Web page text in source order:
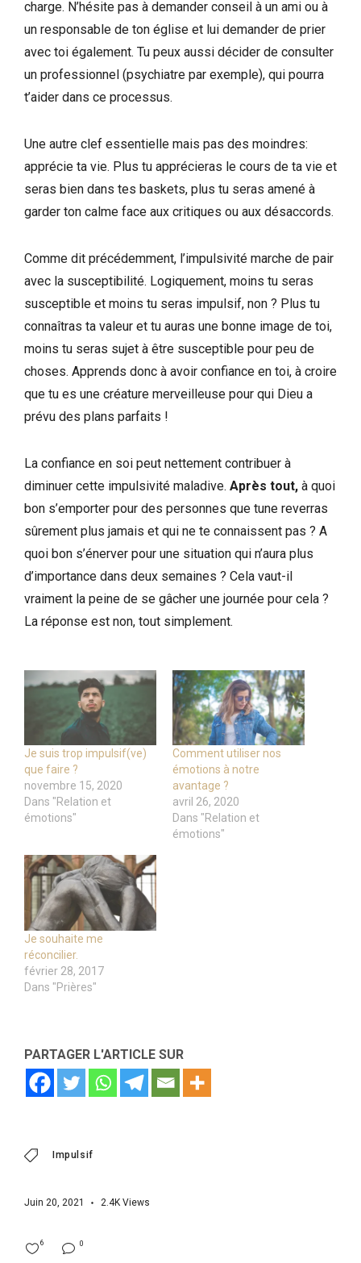
charge. N’hésite pas à demander conseil à un ami ou à
un responsable de ton église et lui demander de prier
avec toi également. Tu peux aussi décider de consulter
un professionnel (psychiatre par exemple), qui pourra
t’aider dans ce processus.
Une autre clef essentielle mais pas des moindres:
apprécie ta vie. Plus tu apprécieras le cours de ta vie et
seras bien dans tes baskets, plus tu seras amené à
garder ton calme face aux critiques ou aux désaccords.
Comme dit précédemment, l’impulsivité marche de pair
avec la susceptibilité. Logiquement, moins tu seras
susceptible et moins tu seras impulsif, non ? Plus tu
connaîtras ta valeur et tu auras une bonne image de toi,
moins tu seras sujet à être susceptible pour peu de
choses. Apprends donc à avoir confiance en toi, à croire
que tu es une créature merveilleuse pour qui Dieu a
prévu des plans parfaits !
La confiance en soi peut nettement contribuer à
diminuer cette impulsivité maladive. Après tout, à quoi
bon s’emporter pour des personnes que tune reverras
sûrement plus jamais et qui ne te connaissent pas ? A
quoi bon s’énerver pour une situation qui n’aura plus
d’importance dans deux semaines ? Cela vaut-il
vraiment la peine de se gâcher une journée pour cela ?
La réponse est non, tout simplement.
Je suis trop impulsif(ve)
que faire ?
novembre 15, 2020
Dans "Relation et
émotions"
Comment utiliser nos
émotions à notre
avantage ?
avril 26, 2020
Dans "Relation et
émotions"
Je souhaite me
réconcilier.
février 28, 2017
Dans "Prières"
PARTAGER L'ARTICLE SUR
Impulsif
Juin 20, 2021 2.4K Views
0
6